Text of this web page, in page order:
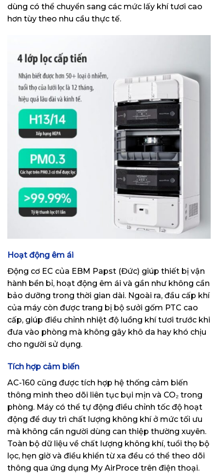
dùng có thể chuyển sang các mức lấy khí tươi cao
hơn tùy theo nhu cầu thực tế.
Hoạt động êm ái
Động cơ EC của EBM Papst (Đức) giúp thiết bị vận
hành bền bỉ, hoạt động êm ái và gần như không cần
bảo dưỡng trong thời gian dài. Ngoài ra, đầu cấp khí
của máy còn được trang bị bộ sưởi gốm PTC cao
cấp, giúp điều chỉnh nhiệt độ luồng khí tươi trước khi
đưa vào phòng mà không gây khô da hay khó chịu
cho người sử dụng.
Tích hợp cảm biến
AC-160 cũng được tích hợp hệ thống cảm biến
thông minh theo dõi liên tục bụi mịn và CO₂ trong
phòng. Máy có thể tự động điều chỉnh tốc độ hoạt
động để duy trì chất lượng không khí ở mức tối ưu
mà không cần người dùng can thiệp thường xuyên.
Toàn bộ dữ liệu về chất lượng không khí, tuổi thọ bộ
lọc, hẹn giờ và điều khiển từ xa đều có thể theo dõi
thông qua ứng dụng My AirProce trên điện thoại.